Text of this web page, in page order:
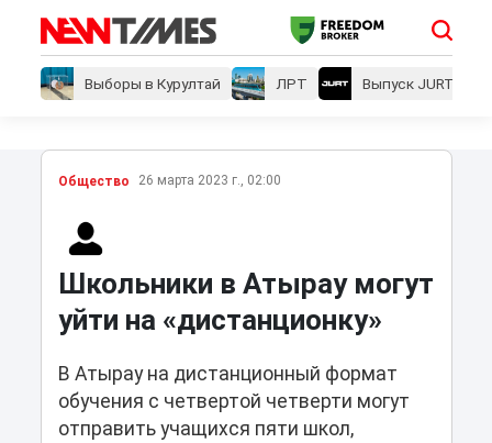
Выборы в Курултай ЛРТ Выпуск JURT
Общество 26 марта 2023 г., 02:00
Школьники в Атырау могут
уйти на «дистанционку»
В Атырау на дистанционный формат
обучения с четвертой четверти могут
отправить учащихся пяти школ,